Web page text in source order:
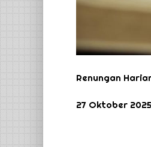
Renungan
27 Oktober 2025